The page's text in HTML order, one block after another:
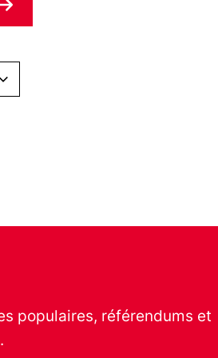
populaires, référendums et